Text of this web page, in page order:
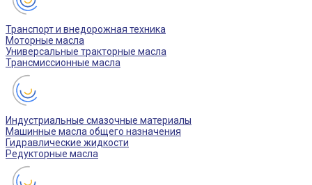
Транспорт и внедорожная техника
Моторные масла
Универсальные тракторные масла
Трансмиссионные масла
Индустриальные смазочные материалы
Машинные масла общего назначения
Гидравлические жидкости
Редукторные масла